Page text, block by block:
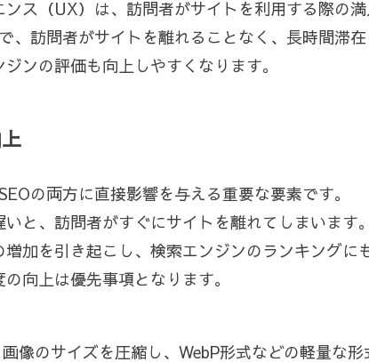
ンス（UX）は、訪問者がサイトを利用する際の
、訪問者がサイトを離れることなく、長時間滞在
ンの評価も向上しやすくなります。
の両方に直接影響を与える重要な要素です。
と、訪問者がすぐにサイトを離れてしまいます。
加を引き起こし、検索エンジンのランキングに
向上は優先事項となります。
像のサイズを圧縮し、WebP形式などの軽量な